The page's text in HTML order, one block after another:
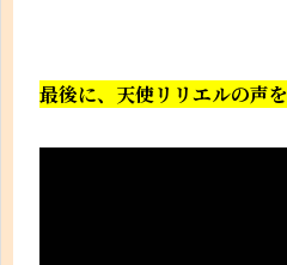
最後に、天使リリエルの声